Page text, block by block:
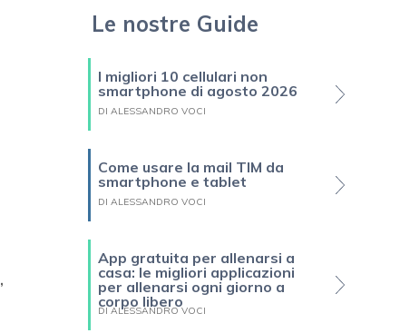
,
Le nostre Guide
I migliori 10 cellulari non
smartphone di agosto 2026
DI ALESSANDRO VOCI
Come usare la mail TIM da
smartphone e tablet
DI ALESSANDRO VOCI
App gratuita per allenarsi a
casa: le migliori applicazioni
per allenarsi ogni giorno a
corpo libero
DI ALESSANDRO VOCI